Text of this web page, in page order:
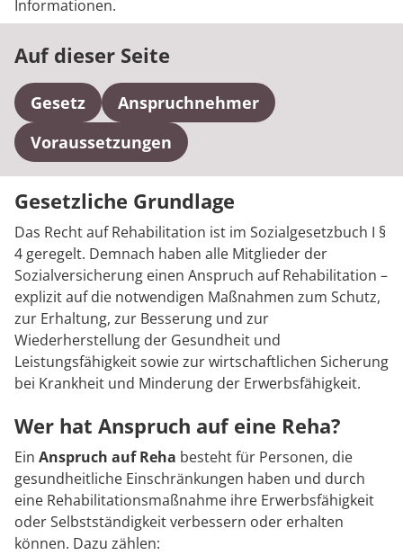
Onkologie
Pneumologie
Rheumatologie
Presse
Blog
Karriere
Informationen.
Auf dieser Seite
Gesetz
Anspruchnehmer
Voraussetzungen
Gesetzliche Grundlage
Das Recht auf Rehabilitation ist im Sozialgesetzbuch I §
4 geregelt. Demnach haben alle Mitglieder der
Sozialversicherung einen Anspruch auf Rehabilitation –
explizit auf die notwendigen Maßnahmen zum Schutz,
zur Erhaltung, zur Besserung und zur
Wiederherstellung der Gesundheit und
Leistungsfähigkeit sowie zur wirtschaftlichen Sicherung
bei Krankheit und Minderung der Erwerbsfähigkeit.
Wer hat Anspruch auf eine Reha?
Ein Anspruch auf Reha besteht für Personen, die
gesundheitliche Einschränkungen haben und durch
eine Rehabilitationsmaßnahme ihre Erwerbsfähigkeit
oder Selbstständigkeit verbessern oder erhalten
können. Dazu zählen: